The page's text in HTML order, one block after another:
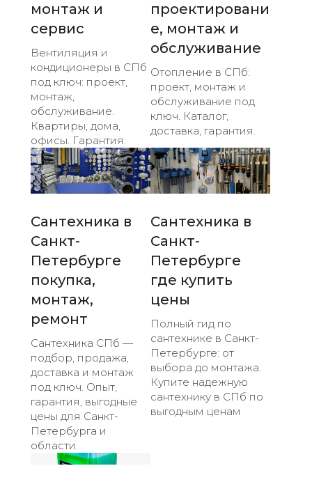
монтаж и
сервис
Вентиляция и
кондиционеры в СПб
под ключ: проект,
монтаж,
обслуживание.
Квартиры, дома,
офисы. Гарантия.
проектировани
е, монтаж и
обслуживание
Отопление в СПб:
проект, монтаж и
обслуживание под
ключ. Каталог,
доставка, гарантия.
Сантехника в
Санкт-
Петербурге
покупка,
монтаж,
ремонт
Сантехника СПб —
подбор, продажа,
доставка и монтаж
под ключ. Опыт,
гарантия, выгодные
цены для Санкт-
Петербурга и
области.
Сантехника в
Санкт-
Петербурге
где купить
цены
Полный гид по
сантехнике в Санкт-
Петербурге: от
выбора до монтажа.
Купите надежную
сантехнику в СПб по
выгодным ценам